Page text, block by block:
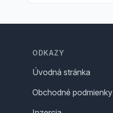
ODKAZY
Úvodná stránka
Obchodné podmienky